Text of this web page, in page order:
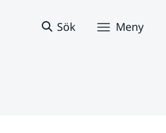
Sök Meny